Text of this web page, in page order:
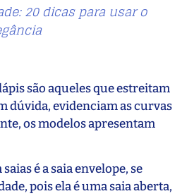
20 dicas para usar o
são aqueles que estreitam
dúvida, evidenciam as curvas
os modelos apresentam
é a saia envelope, se
pois ela é uma saia aberta,